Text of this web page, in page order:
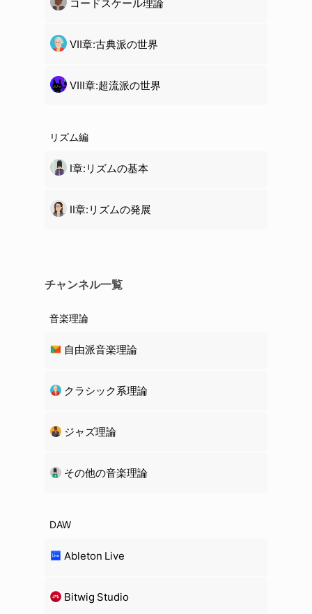
Ⅶ章:古典派の世界
Ⅷ章:超流派の世界
リズム編
Ⅰ章:リズムの基本
Ⅱ章:リズムの発展
チャンネル一覧
音楽理論
自由派音楽理論
クラシック系理論
ジャズ理論
その他の音楽理論
DAW
Ableton Live
Bitwig Studio